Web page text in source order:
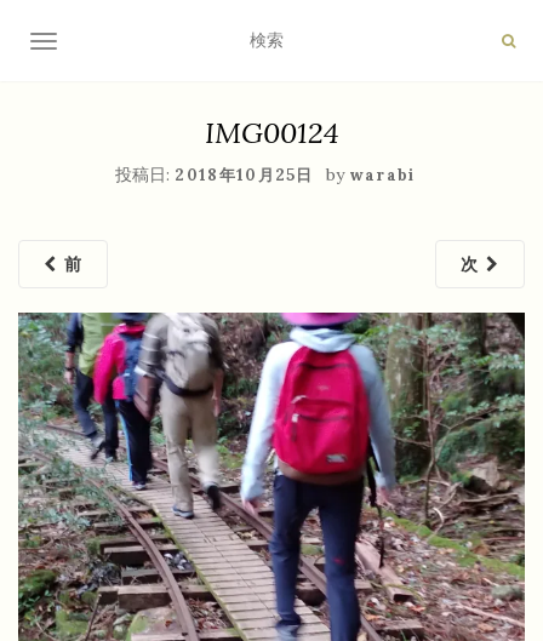
ナビゲーション切り替え
IMG00124
投稿日: 2018年10月25日 by warabi
前 次